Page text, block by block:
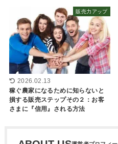
販売力アップ
2026.02.13
稼ぐ農家になるために知らないと
損する販売ステップその２：お客
さまに『信用』される方法